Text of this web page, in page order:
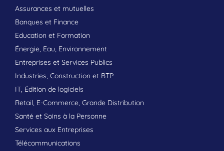
Assurances et mutuelles
Banques et Finance
Education et Formation
Énergie, Eau, Environnement
Entreprises et Services Publics
Industries, Construction et BTP
IT, Édition de logiciels
Retail, E-Commerce, Grande Distribution
Santé et Soins à la Personne
Services aux Entreprises
Télécommunications